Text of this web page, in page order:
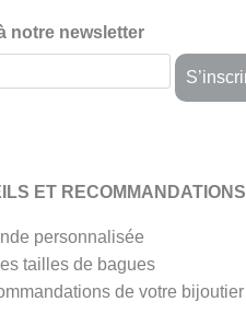
notre newsletter
ET RECOMMANDATIONS
personnalisée
tailles de bagues
de votre bijoutier